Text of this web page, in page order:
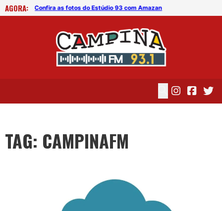
AGORA: Confira as fotos do Estúdio 93 com Amazan
TAG: CAMPINAFM